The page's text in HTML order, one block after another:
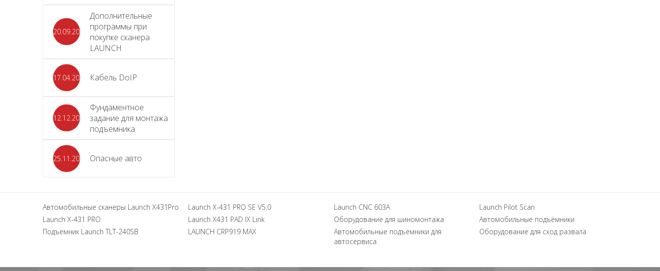
20.09.2025
Дополнительные
программы при
покупке сканера
LAUNCH
17.04.2024 Кабель DoIP
12.12.2023
Фундаментное
задание для монтажа
подъемника
25.11.2023 Опасные авто
Автомобильные сканеры Launch X431Pro Launch X-431 PRO SE V5.0 Launch CNC 603A
Launch Pilot Scan
Launch X-431 PRO
Launch X431 PAD IX Link Оборудование для шиномонтажа
Автомобильные подъёмники
Подъемник Launch TLT-240SB
LAUNCH CRP919 MAX
Автомобильные подъёмники для
автосервиса
Оборудование для сход развала